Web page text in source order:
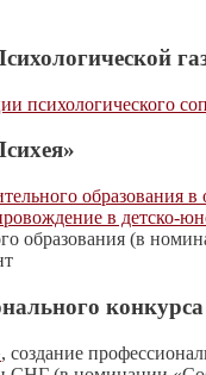
психологического
образования в
в детско-
образования (в
, создание